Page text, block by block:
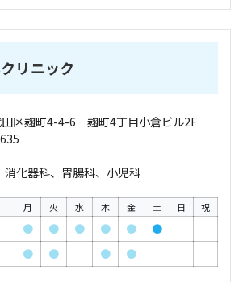
リニック
田区麹町4-4-6 麹町4丁目小倉ビル2F
消化器科、胃腸科、小児科
月 火 水 木 金 土 日 祝
● ● ● ● ●
●
● ● ● ●